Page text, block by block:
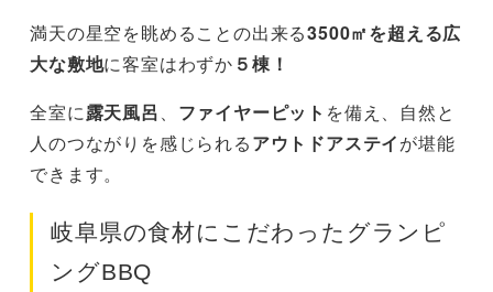
満天の星空を眺めることの出来る3500㎡を超える広
大な敷地に客室はわずか ５棟！
全室に露天風呂、 ファイヤーピット を備え、自然と
人のつながりを感じられるアウトドアステイが堪能
できます。
岐阜県の食材にこだわったグランピ
ングBBQ